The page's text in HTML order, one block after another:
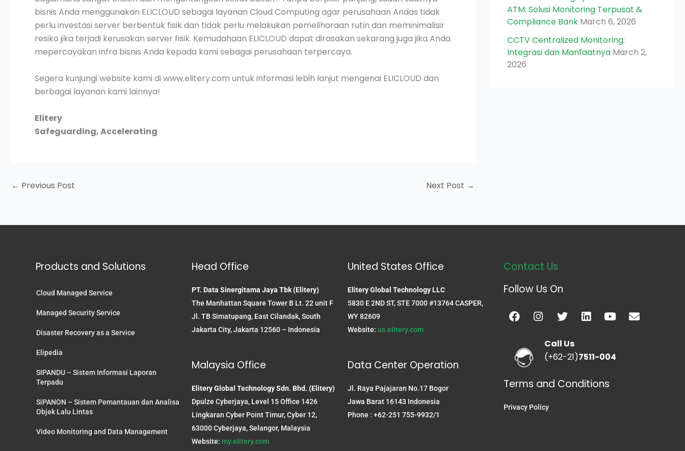
bisnis Anda menggunakan ELICLOUD sebagai layanan Cloud Computing agar perusahaan Andas tidak
perlu investasi server berbentuk fisik dan tidak perlu melakukan pemeliharaan rutin dan meminimalisir
resiko jika terjadi kerusakan server fisik. Kemudahaan ELICLOUD dapat dirasakan sekarang juga jika Anda
mepercayakan infra bisnis Anda kepada kami sebagai perusahaan terpercaya.
Segera kunjungi website kami di www.elitery.com untuk informasi lebih lanjut mengenai ELICLOUD dan
berbagai layanan kami lainnya!
Elitery
Safeguarding, Accelerating
← Previous Post Next Post →
ATM: Solusi Monitoring Terpusat &
Compliance Bank March 6, 2026
CCTV Centralized Monitoring:
Integrasi dan Manfaatnya March 2,
2026
Products and Solutions
Cloud Managed Service
Managed Security Service
Disaster Recovery as a Service
Elipedia
SIPANDU – Sistem Informasi Laporan
Terpadu
SiPANON – Sistem Pemantauan dan Analisa
Objek Lalu Lintas
Video Monitoring and Data Management
Head Office
PT. Data Sinergitama Jaya Tbk (Elitery)
The Manhattan Square Tower B Lt. 22 unit F
Jl. TB Simatupang, East Cilandak, South
Jakarta City, Jakarta 12560 – Indonesia
Malaysia Office
Elitery Global Technology Sdn. Bhd. (Elitery)
Dpulze Cyberjaya, Level 15 Office 1426
Lingkaran Cyber Point Timur, Cyber 12,
63000 Cyberjaya, Selangor, Malaysia
Website: my.elitery.com
United States Office
Elitery Global Technology LLC
5830 E 2ND ST, STE 7000 #13764 CASPER,
WY 82609
Website: us.elitery.com
Data Center Operation
Jl. Raya Pajajaran No.17 Bogor
Jawa Barat 16143 Indonesia
Phone : +62-251 755-9932/1
Contact Us
Follow Us On
Facebook
Instagram
TwitterLinkedinYoutubeEnvelope
Call Us
(+62-21)7511-004
Terms and Conditions
Privacy Policy